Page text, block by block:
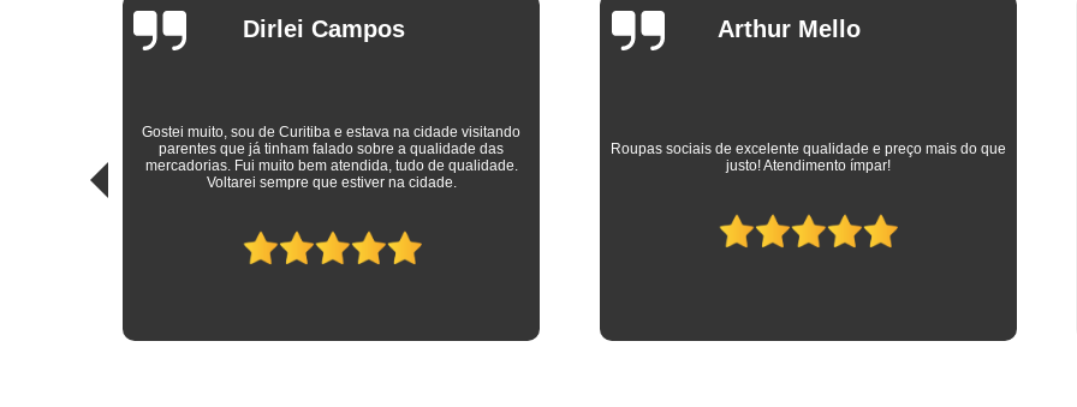
Camisa Social
Camisa Social Masculina
Camisa
Camisa Social Listrada
Camisa Social Listrada Masculina
Camisa Social Masculina Listrada Preto e
Arthur Mello
Roupas sociais de excelente qualidade e preço mais do que
justo! Atendimento ímpar!
Ana Eudóxia Cesário de
Camargo
As melhores camisas que vestem meus filhos desde a
adolescência até os dias atuais em que trabalham como
advogados. Parabéns à toda equipe da Camisaria HP!